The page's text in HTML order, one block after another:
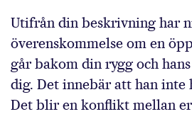
Utifrån din beskrivning har
överenskommelse om en
går bakom din rygg och
dig. Det innebär att han inte
Det blir en konflikt mellan